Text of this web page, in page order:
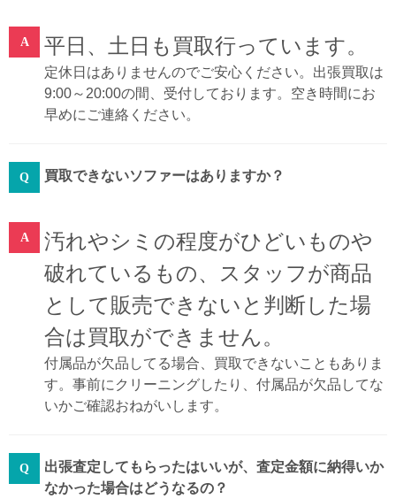
平日、土日も買取行っています。
定休日はありませんのでご安心ください。出張買取は
9:00～20:00の間、受付しております。空き時間にお
早めにご連絡ください。
買取できないソファーはありますか？
汚れやシミの程度がひどいものや
破れているもの、スタッフが商品
として販売できないと判断した場
合は買取ができません。
付属品が欠品してる場合、買取できないこともありま
す。事前にクリーニングしたり、付属品が欠品してな
いかご確認おねがいします。
出張査定してもらったはいいが、査定金額に納得いか
なかった場合はどうなるの？